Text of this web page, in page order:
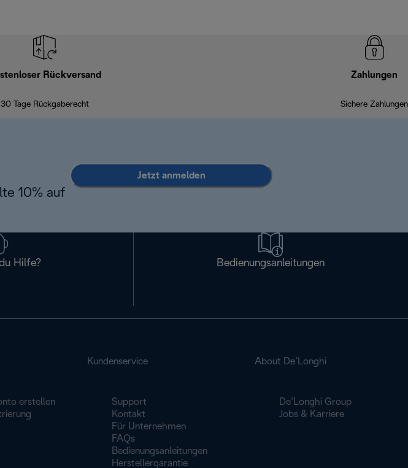
Rückversand
30 Tage Rückgaberecht
Zahlungen
Sichere Zahlungen
10% auf
Jetzt anmelden
Hilfe? Bedienungsanleitungen
erstellen
Kundenservice
Support
Kontakt
Für Unternehmen
FAQs
Bedienungsanleitungen
Herstellergarantie
About De’Longhi
De’Longhi Group
Jobs & Karriere